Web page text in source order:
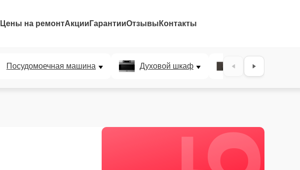
Цены на ремонтАкции ГарантииОтзывы Контакты
Посудомоечная машина Духовой шкаф Варочная